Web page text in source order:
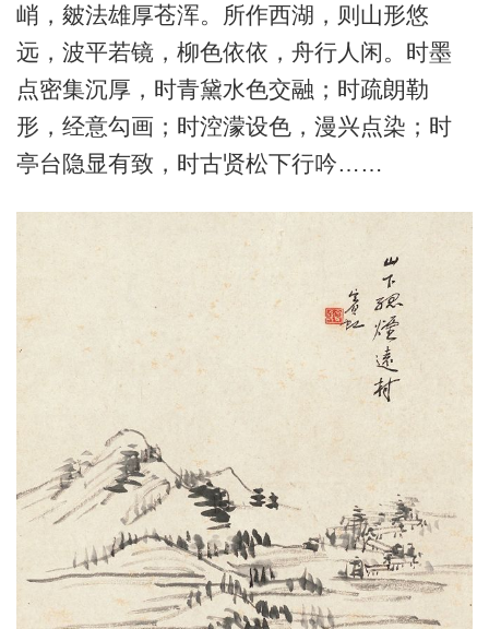
峭，皴法雄厚苍浑。所作西湖，则山形悠
远，波平若镜，柳色依依，舟行人闲。时墨
点密集沉厚，时青黛水色交融；时疏朗勒
形，经意勾画；时涳濛设色，漫兴点染；时
亭台隐显有致，时古贤松下行吟……